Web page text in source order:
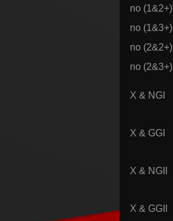
no (1&2+)
no (1&3+)
no (2&2+)
no (2&3+)
X & NGI
X & GGI
X & NGII
X & GGII